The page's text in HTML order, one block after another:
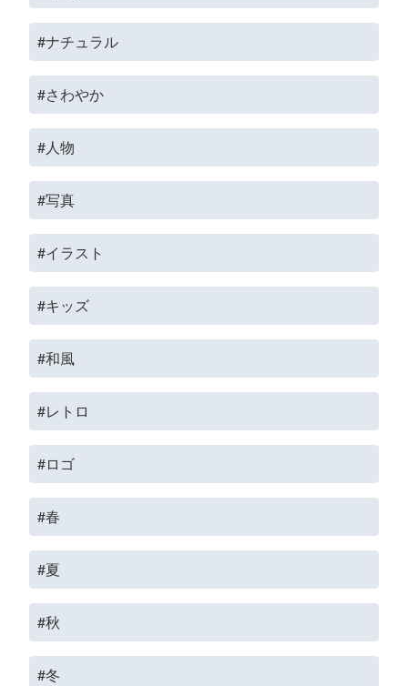
#ナチュラル
#さわやか
#人物
#写真
#イラスト
#キッズ
#和風
#レトロ
#ロゴ
#春
#夏
#秋
#冬